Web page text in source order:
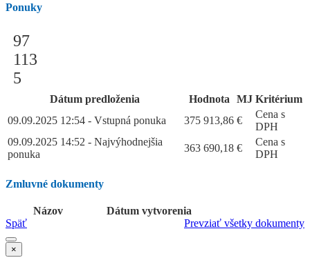
Ponuky
97
113
5
Dátum predloženia Hodnota MJ Kritérium
09.09.2025 12:54 - Vstupná ponuka
375 913,86 €
Cena s
DPH
09.09.2025 14:52 - Najvýhodnejšia
ponuka
363 690,18 €
Cena s
DPH
Zmluvné dokumenty
Názov
Dátum vytvorenia
Prevziať všetky dokumenty
Späť
×